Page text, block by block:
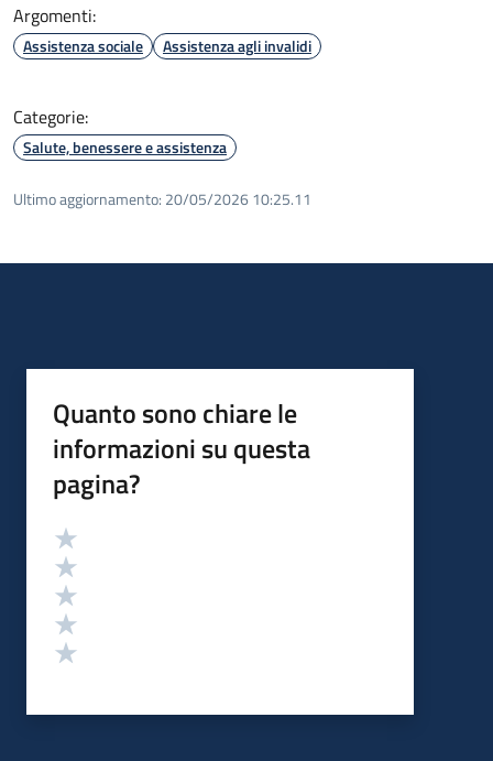
Argomenti:
Assistenza sociale Assistenza agli invalidi
Categorie:
Salute, benessere e assistenza
Ultimo aggiornamento: 20/05/2026 10:25.11
Quanto sono chiare le
informazioni su questa
pagina?
Valutazione